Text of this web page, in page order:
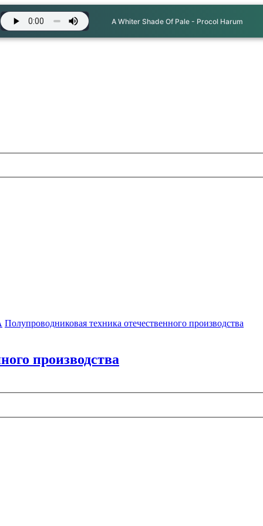
A Whiter Shade Of Pale - Procol Harum
Полупроводниковая техника отечественного производства
производства